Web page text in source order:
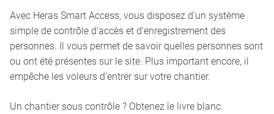
Avec Heras Smart Access, vous disposez d'un système
simple de contrôle d'accès et d'enregistrement des
personnes. Il vous permet de savoir quelles personnes sont
ou ont été présentes sur le site. Plus important encore, il
empêche les voleurs d'entrer sur votre chantier.
Un chantier sous contrôle ? Obtenez le livre blanc.